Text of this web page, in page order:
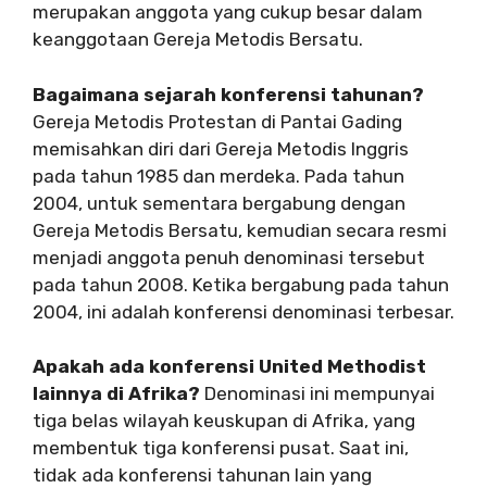
merupakan anggota yang cukup besar dalam
keanggotaan Gereja Metodis Bersatu.
Bagaimana sejarah konferensi tahunan?
Gereja Metodis Protestan di Pantai Gading
memisahkan diri dari Gereja Metodis Inggris
pada tahun 1985 dan merdeka. Pada tahun
2004, untuk sementara bergabung dengan
Gereja Metodis Bersatu, kemudian secara resmi
menjadi anggota penuh denominasi tersebut
pada tahun 2008. Ketika bergabung pada tahun
2004, ini adalah konferensi denominasi terbesar.
Apakah ada konferensi United Methodist
lainnya di Afrika? Denominasi ini mempunyai
tiga belas wilayah keuskupan di Afrika, yang
membentuk tiga konferensi pusat. Saat ini,
tidak ada konferensi tahunan lain yang